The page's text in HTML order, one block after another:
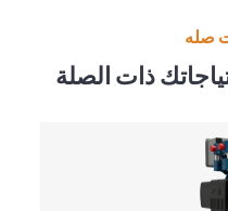
صله
ذات الصلة